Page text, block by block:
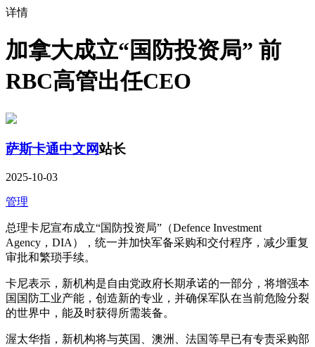
详情
加拿大成立“国防投资局” 前
RBC高管出任CEO
萨斯卡通中文网站长
2025-10-03
管理
总理卡尼宣布成立“国防投资局”（Defence Investment
Agency，DIA），统一并加快军备采购和交付程序，减少重复
审批和繁琐手续。
卡尼表示，新机构是自由党政府长期承诺的一部分，将增强本
国国防工业产能，创造新的专业，并确保军队在当前危险分裂
的世界中，能及时获得所需装备。
渥太华指，新机构将与英国、澳洲、法国等早已有专责采购部